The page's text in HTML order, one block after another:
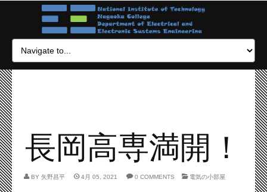
長岡高専満開！
BY 矢野昌平 4月 05, 2021 0 COMMENTS 電気の小部屋